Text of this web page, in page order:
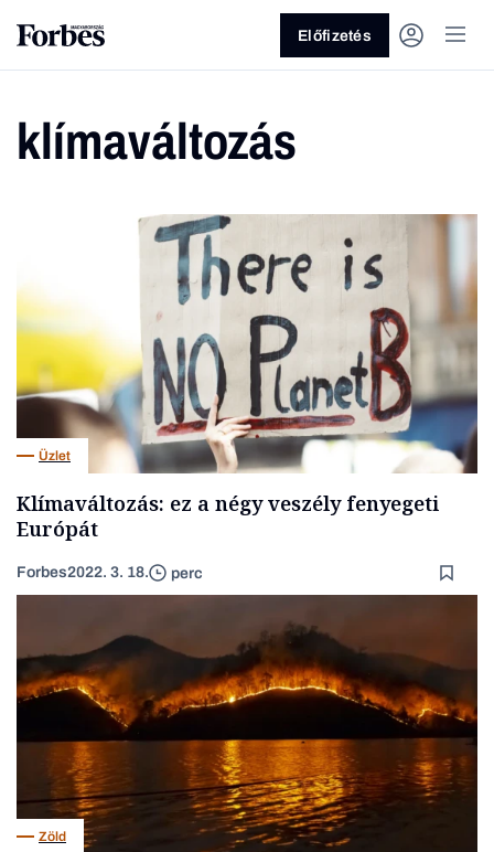
Vagy fedezze fel a következő
témákat
Üzlet Pénz Zöld Legyél jobb!
Előfizetés
klímaváltozás
Üzlet
Klímaváltozás: ez a négy veszély fenyegeti
Európát
Forbes2022. 3. 18. perc
Zöld